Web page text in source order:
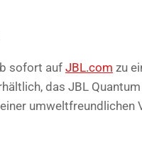
sofort aufJBL.com zu
das JBL
umweltfreundlichen